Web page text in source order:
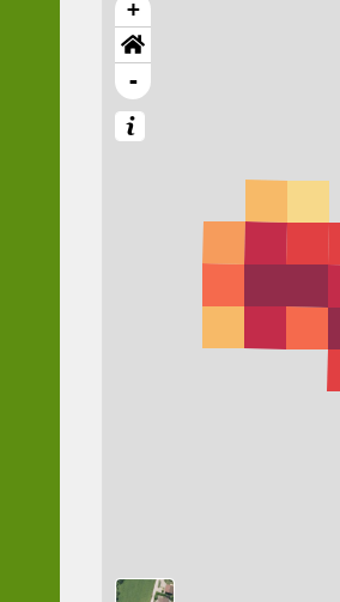
+
-